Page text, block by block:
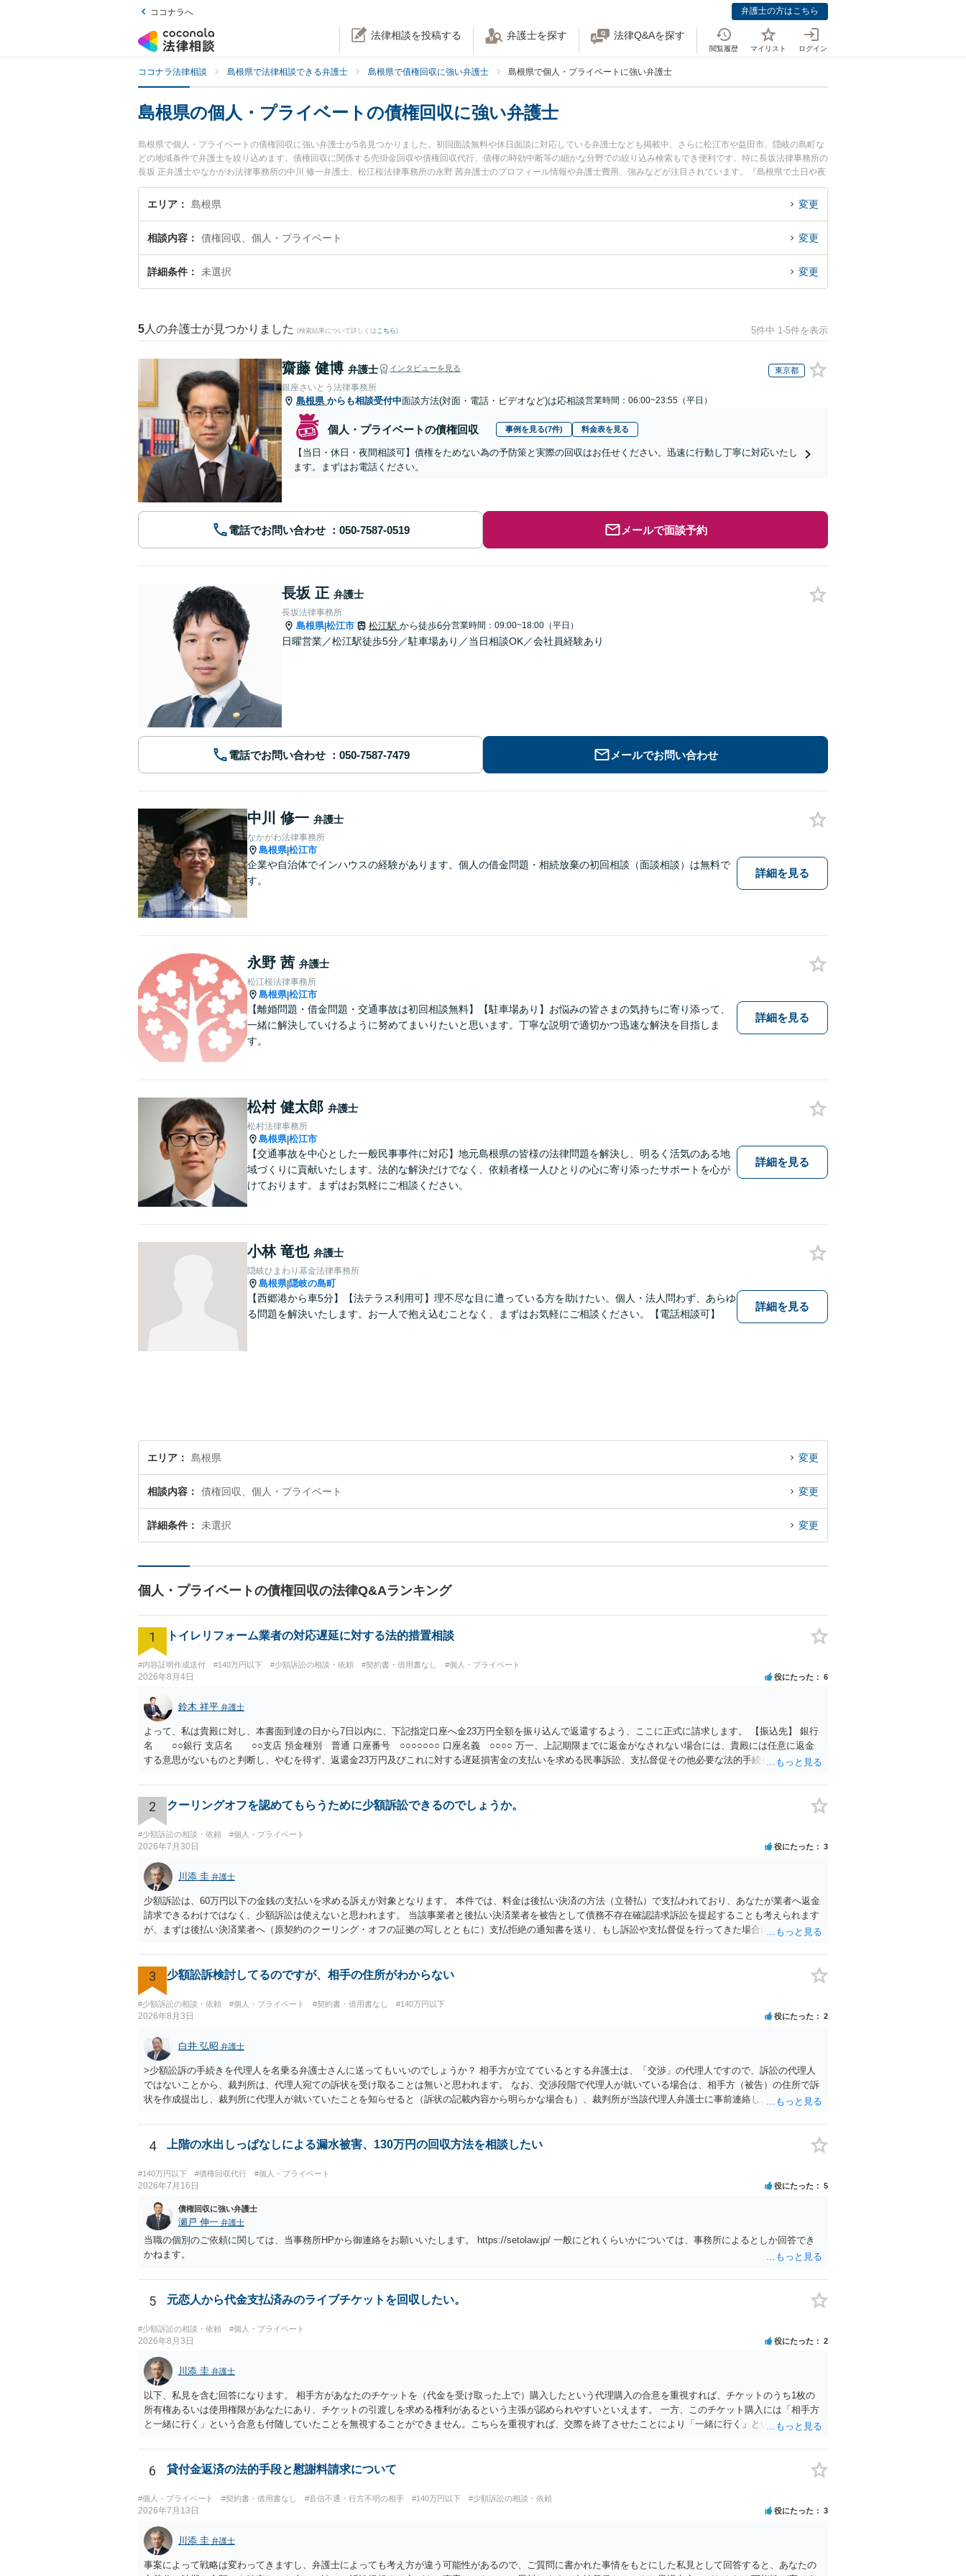
ココナラへ 弁護士の方はこちら
法律相談を投稿する 弁護士を探す 法律Q&Aを探す
閲覧履歴 マイリスト ログイン
ココナラ法律相談 島根県で法律相談できる弁護士 島根県で債権回収に強い弁護士 島根県で個人・プライベートに強い弁護士
島根県の個人・プライベートの債権回収に強い弁護士
島根県で個人・プライベートの債権回収に強い弁護士が5名見つかりました。初回面談無料や休日面談に対応している弁護士なども掲載中。さらに松江市や益田市、隠岐の島町な
どの地域条件で弁護士を絞り込めます。債権回収に関係する売掛金回収や債権回収代行、債権の時効中断等の細かな分野での絞り込み検索もでき便利です。特に長坂法律事務所の
長坂 正弁護士やなかがわ法律事務所の中川 修一弁護士、松江桜法律事務所の永野 茜弁護士のプロフィール情報や弁護士費用、強みなどが注目されています。『島根県で土日や夜
間に発生した個人・プライベートの債権回収のトラブルを今すぐに弁護士に相談したい』『個人・プライベートの債権回収のトラブル解決の実績豊富な近くの弁護士を検索した
い』『初回相談無料で個人・プライベートの債権回収を法律相談できる島根県内の弁護士に相談予約したい』などでお困りの相談者さんにおすすめです。
エリア 島根県 変更
相談内容 債権回収、個人・プライベート 変更
詳細条件 未選択 変更
5 人の弁護士が見つかりました (検索結果について詳しくは こちら) 5件中 1-5件を表示
齋藤 健博 弁護士 インタビューを見る 東京都
銀座さいとう法律事務所
島根県 からも相談受付中面談方法(対面・電話・ビデオなど)は応相談営業時間：06:00~23:55（平日）
個人・プライベートの債権回収 事例を見る(7件) 料金表を見る
【当日・休日・夜間相談可】債権をためない為の予防策と実際の回収はお任せください。迅速に行動し丁寧に対応いたし
ます。まずはお電話ください。
電話でお問い合わせ メールで面談予約
長坂 正 弁護士
長坂法律事務所
島根県|松江市 松江駅 から徒歩6分営業時間：09:00~18:00（平日）
日曜営業／松江駅徒歩5分／駐車場あり／当日相談OK／会社員経験あり
電話でお問い合わせ メールでお問い合わせ
中川 修一 弁護士
なかがわ法律事務所
島根県|松江市
企業や自治体でインハウスの経験があります。個人の借金問題・相続放棄の初回相談（面談相談）は無料で
す。
詳細を見る
永野 茜 弁護士
松江桜法律事務所
島根県|松江市
【離婚問題・借金問題・交通事故は初回相談無料】【駐車場あり】お悩みの皆さまの気持ちに寄り添って、
一緒に解決していけるように努めてまいりたいと思います。丁寧な説明で適切かつ迅速な解決を目指しま
す。
詳細を見る
松村 健太郎 弁護士
松村法律事務所
島根県|松江市
【交通事故を中心とした一般民事事件に対応】地元島根県の皆様の法律問題を解決し、明るく活気のある地
域づくりに貢献いたします。法的な解決だけでなく、依頼者様一人ひとりの心に寄り添ったサポートを心が
けております。まずはお気軽にご相談ください。
詳細を見る
小林 竜也 弁護士
隠岐ひまわり基金法律事務所
島根県|隠岐の島町
【西郷港から車5分】【法テラス利用可】理不尽な目に遭っている方を助けたい。個人・法人問わず、あらゆ
る問題を解決いたします。お一人で抱え込むことなく、まずはお気軽にご相談ください。【電話相談可】
詳細を見る
エリア 島根県 変更
相談内容 債権回収、個人・プライベート 変更
詳細条件 未選択 変更
個人・プライベートの債権回収の法律Q&Aランキング
1 トイレリフォーム業者の対応遅延に対する法的措置相談
#内容証明作成送付 #140万円以下 #少額訴訟の相談・依頼 #契約書・借用書なし #個人・プライベート
2026年8月4日 役にたった 6
鈴木 祥平 弁護士
よって、私は貴殿に対し、本書面到達の日から7日以内に、下記指定口座へ金23万円全額を振り込んで返還するよう、ここに正式に請求します。 【振込先】 銀行
名 ○○銀行 支店名 ○○支店 預金種別 普通 口座番号 ○○○○○○○ 口座名義 ○○○○ 万一、上記期限までに返金がなされない場合には、貴殿には任意に返金
する意思がないものと判断し、やむを得ず、返還金23万円及びこれに対する遅延損害金の支払いを求める民事訴訟、支払督促その他必要な法的手続を直ちに講じ
を解約したことによって生じた返還義務の履行を求めるものにすぎません。貴殿の仕入先との取引関係や返金時期などの内部事情は、私に対する返還義務の発生
や履行時期には何ら影響を及ぼすものではありません。 これ以上、本件の解決を不必要に遅延させることなく、誠意をもって速やかに返金手続を履行されるよ
う、強く求めます。 以上
2 クーリングオフを認めてもらうために少額訴訟できるのでしょうか。
#少額訴訟の相談・依頼 #個人・プライベート
2026年7月30日 役にたった 3
川添 圭 弁護士
少額訴訟は、60万円以下の金銭の支払いを求める訴えが対象となります。 本件では、料金は後払い決済の方法（立替払）で支払われており、あなたが業者へ返金
請求できるわけではなく、少額訴訟は使えないと思われます。 当該事業者と後払い決済業者を被告として債務不存在確認請求訴訟を提起することも考えられます
が、まずは後払い決済業者へ（原契約のクーリング・オフの証拠の写しとともに）支払拒絶の通知書を送り、もし訴訟や支払督促を行ってきた場合には全面的に
れることをお勧めします。
3 少額訟訴検討してるのですが、相手の住所がわからない
#少額訴訟の相談・依頼 #個人・プライベート #契約書・借用書なし #140万円以下
2026年8月3日 役にたった 2
白井 弘昭 弁護士
>少額訟訴の手続きを代理人を名乗る弁護士さんに送ってもいいのでしょうか？ 相手方が立てているとする弁護士は、「交渉」の代理人ですので、訴訟の代理人
ではないことから、裁判所は、代理人宛ての訴状を受け取ることは無いと思われます。 なお、交渉段階で代理人が就いている場合は、相手方（被告）の住所で訴
状を作成提出し、裁判所に代理人が就いていたことを知らせると（訴状の記載内容から明らかな場合も）、裁判所が当該代理人弁護士に事前連絡し、引き続き訴
やり取りでしか証拠がないと、実際の本人性が明らかではありません。もちろん弁護士（２０万円の請求で代理人弁護士に委任するかも疑わしいのですが）も住
所は明らかにしないでしょう。 何か本人を示す事実（振込先などの情報）から、相手の住所等の情報を割り出していくしかないように思えます。 以上、ご参考ま
4 上階の水出しっぱなしによる漏水被害、130万円の回収方法を相談したい
#140万円以下 #債権回収代行 #個人・プライベート
2026年7月16日 役にたった 5
債権回収に強い弁護士
瀬戸 伸一 弁護士
当職の個別のご依頼に関しては、当事務所HPから御連絡をお願いいたします。 https://setolaw.jp/ 一般にどれくらいかについては、事務所によるとしか回答でき
かねます。
5 元恋人から代金支払済みのライブチケットを回収したい。
#少額訴訟の相談・依頼 #個人・プライベート
2026年8月3日 役にたった 2
川添 圭 弁護士
以下、私見を含む回答になります。 相手方があなたのチケットを（代金を受け取った上で）購入したという代理購入の合意を重視すれば、チケットのうち1枚の
所有権あるいは使用権限があなたにあり、チケットの引渡しを求める権利があるという主張が認められやすいといえます。 一方、このチケット購入には「相手方
と一緒に行く」という合意も付随していたことを無視することができません。こちらを重視すれば、交際を終了させたことにより「一緒に行く」という結果の実
いか、という判断に傾くことになると思います。 例えば、当該チケットが座席指定である場合、交際を解消した2人が当日隣り合わせになることは避けたいとい
う心理が働くことも無理からぬところです。一方、チケットがエリア指定のアリーナ席であれば隣り合わせにならずに済むかもしれませんし、そのチケットが入
上使用者が指定されている場合には、チケット引渡し以外に選択肢がない場合もあるでしょう。 このように、本件の紛争は、法的には「当事者の合理的意思」が
どこにあるのかを追求した解決が必要になると思われます。なかなか難しい問題なので、弁護士によっても回答は異なるかもしれません。
6 貸付金返済の法的手段と慰謝料請求について
#個人・プライベート #契約書・借用書なし #音信不通・行方不明の相手 #140万円以下 #少額訴訟の相談・依頼
2026年7月13日 役にたった 3
川添 圭 弁護士
事案によって戦略は変わってきますし、弁護士によっても考え方が違う可能性があるので、ご質問に書かれた事情をもとにした私見として回答すると、あなたの